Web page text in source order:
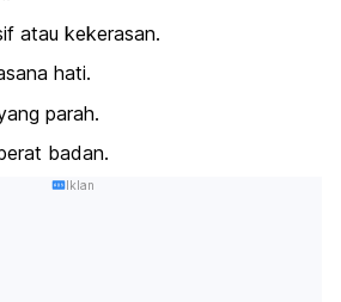
atau kekerasan.
hati.
parah.
badan.
Iklan